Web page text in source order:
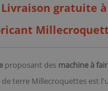
Livraison gratuite
proposant des machine à
terre Millecroquettes est